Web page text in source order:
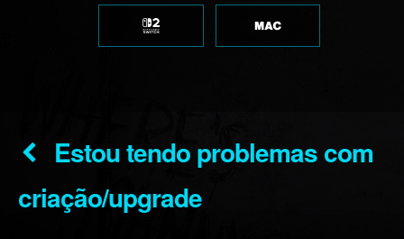
Estou tendo problemas com
criação/upgrade